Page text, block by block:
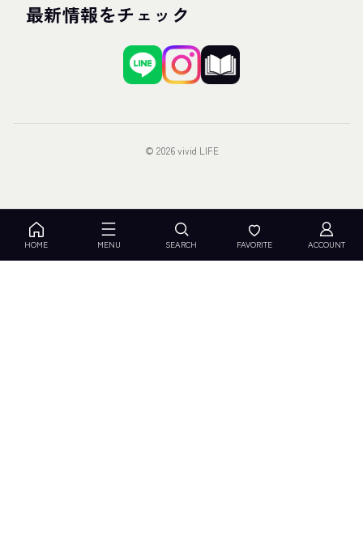
最新情報をチェック
© 2026 vivid LIFE
HOME MENU SEARCH FAVORITE ACCOUNT